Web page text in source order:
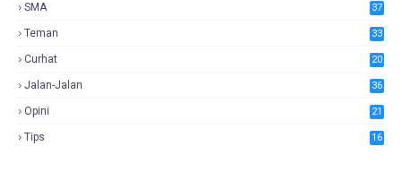
SMA 37
Teman 33
Curhat 20
Jalan-Jalan 36
Opini 21
Tips 16